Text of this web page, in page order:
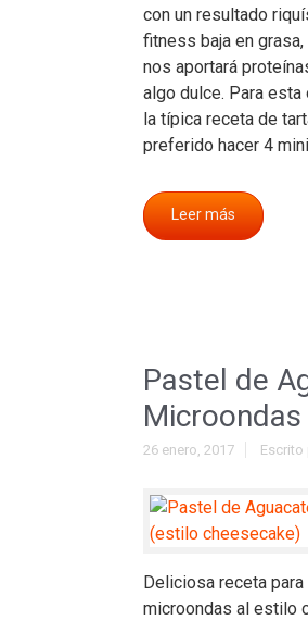
con un resultado
fitness baja en
nos aportará
algo dulce. Para esta
la típica receta de
preferido hacer 4
Leer más
Pastel de
26 enero, 2017 Escrito
Deliciosa receta
microondas al estilo